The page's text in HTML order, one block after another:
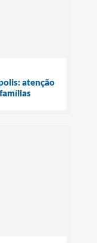
atenção